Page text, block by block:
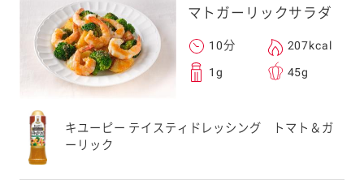
マトガーリックサラダ
10分 207kcal
1g 45g
キユーピー テイスティドレッシング トマト＆ガ
ーリック